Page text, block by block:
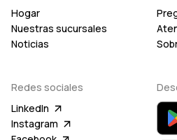
Hogar
Nuestras sucursales
Noticias
Redes sociales
LinkedIn
Instagram